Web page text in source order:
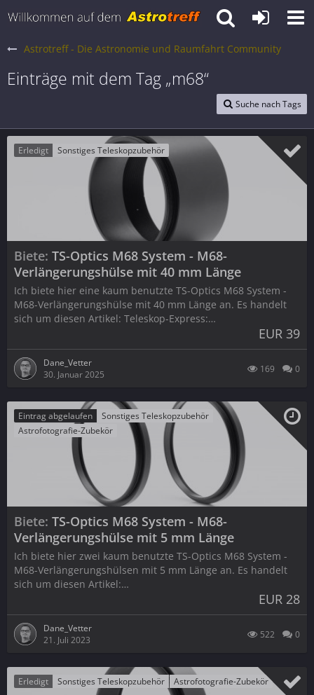
Astrotreff - Die Astronomie und Raumfahrt Community
Einträge mit dem Tag „m68“
Suche nach Tags
Erledigt Sonstiges Teleskopzubehör
Biete TS-Optics M68 System - M68-
Verlängerungshülse mit 40 mm Länge
Ich biete hier eine kaum benutzte TS-Optics M68 System -
M68-Verlängerungshülse mit 40 mm Länge an. Es handelt
sich um diesen Artikel: Teleskop-Express:…
EUR 39
Dane_Vetter
30. Januar 2025
169 0
Eintrag abgelaufen
Sonstiges Teleskopzubehör
Astrofotografie-Zubekör
Biete TS-Optics M68 System - M68-
Verlängerungshülse mit 5 mm Länge
Ich biete hier zwei kaum benutzte TS-Optics M68 System -
M68-Verlängerungshülsen mit 5 mm Länge an. Es handelt
sich um diesen Artikel:…
EUR 28
Dane_Vetter
21. Juli 2023
522 0
Erledigt Sonstiges Teleskopzubehör Astrofotografie-Zubekör